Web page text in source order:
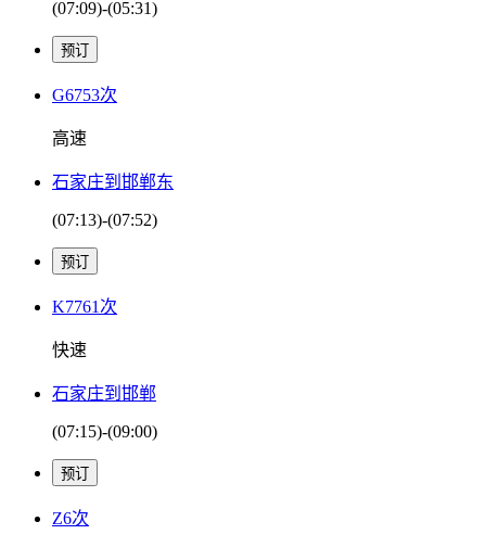
(07:09)-(05:31)
G6753次
高速
石家庄到邯郸东
(07:13)-(07:52)
K7761次
快速
石家庄到邯郸
(07:15)-(09:00)
Z6次